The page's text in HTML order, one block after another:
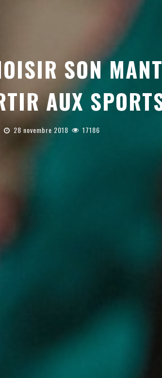
SON
AUX
28 novembre 2018 17186